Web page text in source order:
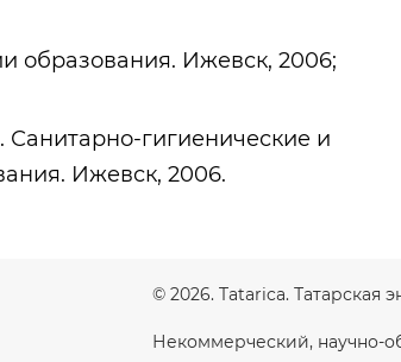
образования. Ижевск, 2006;
гигиенические и
Ижевск, 2006.
© 2026. Tatarica. Татарская
Некоммерческий, научно-